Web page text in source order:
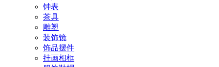
钟表
茶具
雕塑
装饰镜
饰品摆件
挂画相框